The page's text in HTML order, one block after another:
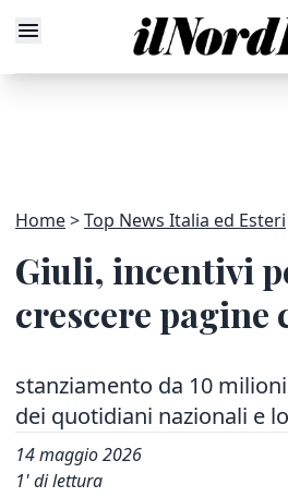
Home Top News Italia ed Esteri
Giuli, incentivi
crescere
stanziamento da 10
dei quotidiani nazionali e
14 maggio 2026
1' di lettura